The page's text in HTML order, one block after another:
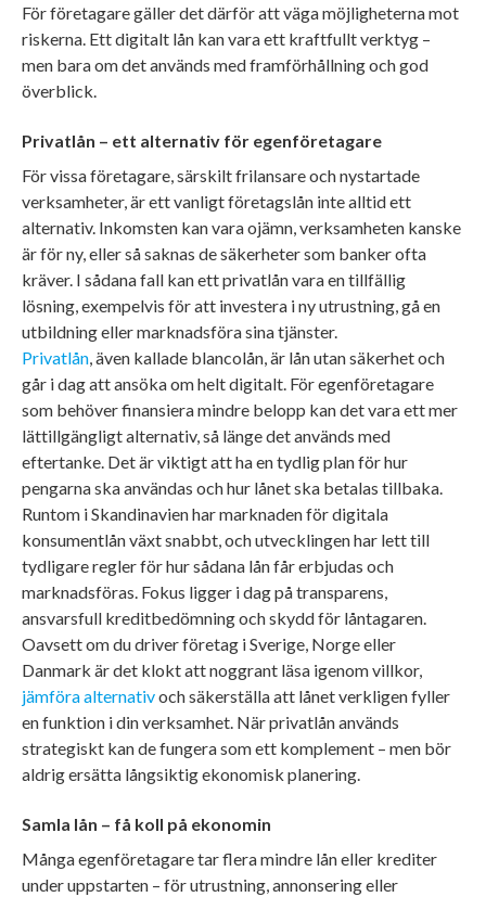
För företagare gäller det därför att väga möjligheterna mot
riskerna. Ett digitalt lån kan vara ett kraftfullt verktyg –
men bara om det används med framförhållning och god
överblick.
Privatlån – ett alternativ för egenföretagare
För vissa företagare, särskilt frilansare och nystartade
verksamheter, är ett vanligt företagslån inte alltid ett
alternativ. Inkomsten kan vara ojämn, verksamheten kanske
är för ny, eller så saknas de säkerheter som banker ofta
kräver. I sådana fall kan ett privatlån vara en tillfällig
lösning, exempelvis för att investera i ny utrustning, gå en
utbildning eller marknadsföra sina tjänster.
Privatlån , även kallade blancolån, är lån utan säkerhet och
går i dag att ansöka om helt digitalt. För egenföretagare
som behöver finansiera mindre belopp kan det vara ett mer
lättillgängligt alternativ, så länge det används med
eftertanke. Det är viktigt att ha en tydlig plan för hur
pengarna ska användas och hur lånet ska betalas tillbaka.
Runtom i Skandinavien har marknaden för digitala
konsumentlån växt snabbt, och utvecklingen har lett till
tydligare regler för hur sådana lån får erbjudas och
marknadsföras. Fokus ligger i dag på transparens,
ansvarsfull kreditbedömning och skydd för låntagaren.
Oavsett om du driver företag i Sverige, Norge eller
Danmark är det klokt att noggrant läsa igenom villkor,
jämföra alternativoch säkerställa att lånet verkligen fyller
en funktion i din verksamhet. När privatlån används
strategiskt kan de fungera som ett komplement – men bör
aldrig ersätta långsiktig ekonomisk planering.
Samla lån – få koll på ekonomin
Många egenföretagare tar flera mindre lån eller krediter
under uppstarten – för utrustning, annonsering eller